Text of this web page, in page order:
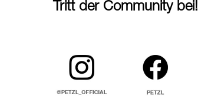
Tritt der Community bei!